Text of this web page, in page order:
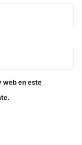
web en este